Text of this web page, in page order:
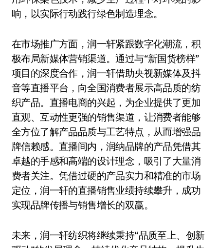
响，以实际行动践行绿色制造理念。
在市场推广方面，润一轩紧跟数字化潮流，积
极布局新媒体营销渠道。通过与“新国货榜样”
项目的深度合作，润一轩借助央视新媒体及抖
音等直播平台，向全国消费者展示高品质的纺
织产品。直播电商的兴起，为企业提供了更加
直观、互动性更强的销售渠道，让消费者能够
全方位了解产品品质与工艺特点，从而增强品
牌信赖感。直播间内，润纳品牌的产品凭借其
卓越的手感和高端的设计理念，吸引了大量消
费者关注。凭借过硬的产品实力和精准的市场
定位，润一轩的直播销售业绩持续攀升，成功
实现品牌传播与销售增长的双赢。
未来，润一轩纺织将继续秉持“品质至上、创新